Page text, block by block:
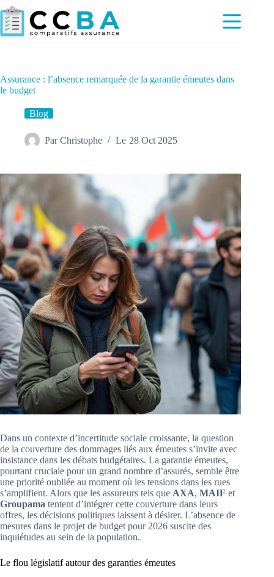
Passer
au
contenu
Assurance : l’absence remarquée de la garantie émeutes dans
le budget
Blog
Par Christophe Le 28 Oct 2025
Dans un contexte d’incertitude sociale croissante, la question
de la couverture des dommages liés aux émeutes s’invite avec
insistance dans les débats budgétaires. La garantie émeutes,
pourtant cruciale pour un grand nombre d’assurés, semble être
une priorité oubliée au moment où les tensions dans les rues
s’amplifient. Alors que les assureurs tels que AXA, MAIF et
Groupama tentent d’intégrer cette couverture dans leurs
offres, les décisions politiques laissent à désirer. L’absence de
mesures dans le projet de budget pour 2026 suscite des
inquiétudes au sein de la population.
Le flou législatif autour des garanties émeutes